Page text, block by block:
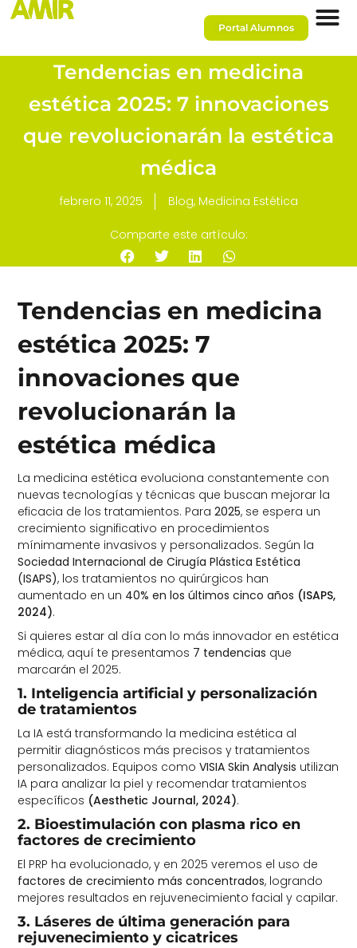
Portal Alumnos
Tendencias en medicina
estética 2025: 7 innovaciones
que revolucionarán la estética
médica
febrero 11, 2025 Blog, Medicina Estética
Comparte este artículo:
Tendencias en medicina
estética 2025: 7
innovaciones que
revolucionarán la
estética médica
La medicina estética evoluciona constantemente con
nuevas tecnologías y técnicas que buscan mejorar la
eficacia de los tratamientos. Para2025, se espera un
crecimiento significativo en procedimientos
mínimamente invasivos y personalizados. Según la
Sociedad Internacional de Cirugía Plástica Estética
(ISAPS), los tratamientos no quirúrgicos han
aumentado en un 40% en los últimos cinco años (ISAPS,
2024).
Si quieres estar al día con lo más innovador en estética
médica, aquí te presentamos 7 tendencias que
marcarán el 2025.
1. Inteligencia artificial y personalización
de tratamientos
La IA está transformando la medicina estética al
permitir diagnósticos más precisos y tratamientos
personalizados. Equipos comoVISIA Skin Analysis utilizan
IA para analizar la piel y recomendar tratamientos
específicos (Aesthetic Journal, 2024).
2. Bioestimulación con plasma rico en
factores de crecimiento
El PRP ha evolucionado, y en 2025 veremos el uso de
factores de crecimiento más concentrados, logrando
mejores resultados en rejuvenecimiento facial y capilar.
3. Láseres de última generación para
rejuvenecimiento y cicatrices